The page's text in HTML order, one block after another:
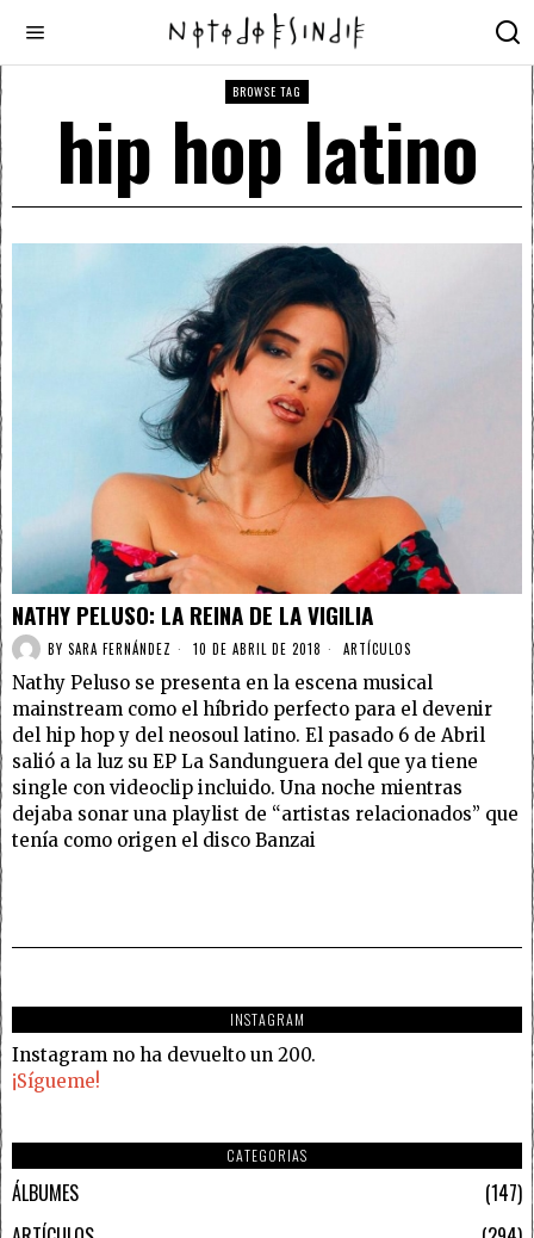
BROWSE TAG
hip hop latino
NATHY PELUSO: LA REINA DE LA VIGILIA
BY SARA FERNÁNDEZ 10 DE ABRIL DE 2018 ARTÍCULOS
Nathy Peluso se presenta en la escena musical
mainstream como el híbrido perfecto para el devenir
del hip hop y del neosoul latino. El pasado 6 de Abril
salió a la luz su EP La Sandunguera del que ya tiene
single con videoclip incluido. Una noche mientras
dejaba sonar una playlist de “artistas relacionados” que
tenía como origen el disco Banzai
INSTAGRAM
Instagram no ha devuelto un 200.
¡Sígueme!
CATEGORIAS
ÁLBUMES
147